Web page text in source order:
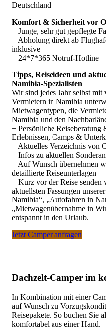
Alternativ können Sie
vor einer Miete gegen
Buchung wieder anrechnen.
Nach einer Camper-Miete
individuelle Reiseroute,
Vorzugspreis.
Deutschland
Komfort & Sicherheit vor
+ Junge, sehr gut gepflegte
+ Abholung direkt ab
inklusive
+ 24*7*365 Notruf-Hotline
Tipps, Reiseideen und
Namibia-Spezialisten
Wir sind jedes Jahr selbst
Vermietern in Namibia
Mietwagentypen, die
Namibia und den
+ Persönliche Reiseberatung
Erlebnissen, Camps &
+ Aktuelles Verzeichnis von
+ Infos zu aktuellen
+ Auf Wunsch übernehmen
detaillierte Reiseunterlagen
+ Kurz vor der Reise senden
aktuellsten Fassungen
Namibia“, „Autofahren in
„Mietwagenübernahme in
entspannt in den Urlaub.
Jetzt Camper anfragen
Dachzelt-Camper im
In Kombination mit einer
auf Wunsch zu
Reisepakete. So buchen Sie
komfortabel aus einer Hand.